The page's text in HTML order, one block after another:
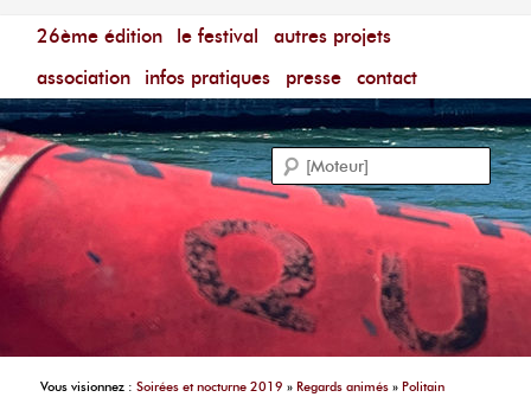
Menu principal
aller au contenu principal
aller au contenu secondaire
26ème édition le festival
autres projets
association
infos pratiques presse contact
Festival du Film Court Francophone – [Un poing c'est
Vous visionnez :Soirées et nocturne 2019 »Regards animés »Politain